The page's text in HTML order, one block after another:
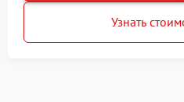
Узнать